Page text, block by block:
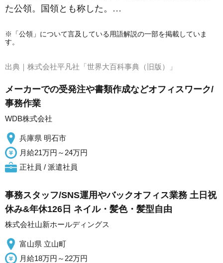
た公領。国領とも称した。…
※「公領」について言及している用語解説の一部を掲載していま
す。
出典｜ 株式会社平凡社「世界大百科事典（旧版）」
メーカーでの受発注や書類作成などオフィスワーク/
事務作業
WDB株式会社
兵庫県 明石市
月給21万円～24万円
正社員 / 派遣社員
事務スタッフ/SNS運用やバックオフィス業務 土日祝
休み&年休126日 ネイル・髪色・髪型自由
株式会社山新ホールディングス
富山県 立山町
月給18万円～22万円